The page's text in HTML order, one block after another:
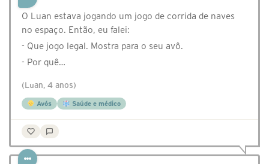
O Luan estava jogando um jogo de corrida de naves
no espaço. Então, eu falei:
- Que jogo legal. Mostra para o seu avô.
- Por quê…
(Luan, 4 anos)
Avós Saúde e médico